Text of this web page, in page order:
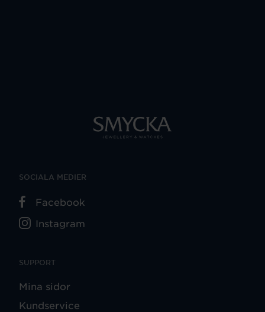
SUPPORT
Mina sidor
Kundservice
SOCIALA MEDIER
Facebook
Instagram